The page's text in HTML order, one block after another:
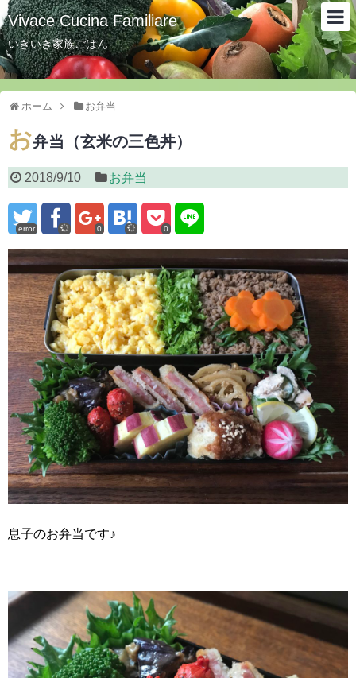
Vivace Cucina Familiare
いきいき家族ごはん
ホーム お弁当
お弁当（玄米の三色丼）
2018/9/10 お弁当
error 0 0
息子のお弁当です♪